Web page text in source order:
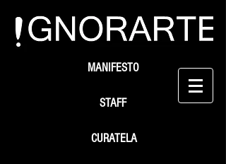
STAFF
MANIFESTO
CURATELA